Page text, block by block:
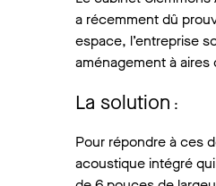
a récemment dû
espace, l’entreprise
aménagement à aires
La solution :
Pour répondre à ces
acoustique intégré